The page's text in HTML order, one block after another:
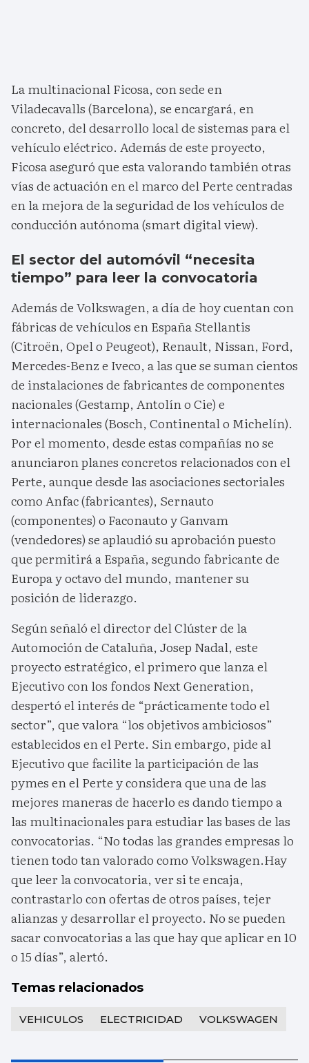
La multinacional Ficosa, con sede en
Viladecavalls (Barcelona), se encargará, en
concreto, del desarrollo local de sistemas para el
vehículo eléctrico. Además de este proyecto,
Ficosa aseguró que esta valorando también otras
vías de actuación en el marco del Perte centradas
en la mejora de la seguridad de los vehículos de
conducción autónoma (smart digital view).
El sector del automóvil “necesita
tiempo” para leer la convocatoria
Además de Volkswagen, a día de hoy cuentan con
fábricas de vehículos en España Stellantis
(Citroën, Opel o Peugeot), Renault, Nissan, Ford,
Mercedes-Benz e Iveco, a las que se suman cientos
de instalaciones de fabricantes de componentes
nacionales (Gestamp, Antolín o Cie) e
internacionales (Bosch, Continental o Michelín).
Por el momento, desde estas compañías no se
anunciaron planes concretos relacionados con el
Perte, aunque desde las asociaciones sectoriales
como Anfac (fabricantes), Sernauto
(componentes) o Faconauto y Ganvam
(vendedores) se aplaudió su aprobación puesto
que permitirá a España, segundo fabricante de
Europa y octavo del mundo, mantener su
posición de liderazgo.
Según señaló el director del Clúster de la
Automoción de Cataluña, Josep Nadal, este
proyecto estratégico, el primero que lanza el
Ejecutivo con los fondos Next Generation,
despertó el interés de “prácticamente todo el
sector”, que valora “los objetivos ambiciosos”
establecidos en el Perte. Sin embargo, pide al
Ejecutivo que facilite la participación de las
pymes en el Perte y considera que una de las
mejores maneras de hacerlo es dando tiempo a
las multinacionales para estudiar las bases de las
convocatorias. “No todas las grandes empresas lo
tienen todo tan valorado como Volkswagen.Hay
que leer la convocatoria, ver si te encaja,
contrastarlo con ofertas de otros países, tejer
alianzas y desarrollar el proyecto. No se pueden
sacar convocatorias a las que hay que aplicar en 10
o 15 días”, alertó.
Temas relacionados
VEHICULOS ELECTRICIDAD VOLKSWAGEN